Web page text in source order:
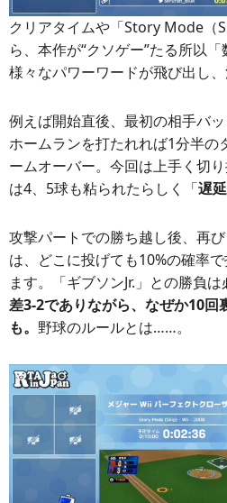
クリアタイムや「Story Mode（
ら、本作が“クソゲー”たる所以
様々なパワーワードが飛び出し、
例えば開始直後、最初の相手バッ
ホームランを打たれれば1分半の
ームオーバー。今回は上手く切
は4、5球も粘られたらしく「遅
攻撃パートでの勝ち越し後、再
は、どこに投げても10%の確率
ます。「ギブソンJr.」との勝負は
差3-2でありながら、なぜか10回
も。 野球のルールとは……。